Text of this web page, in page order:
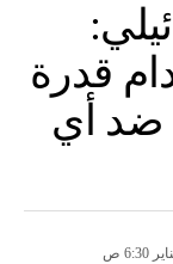
قدرة
ضد أي